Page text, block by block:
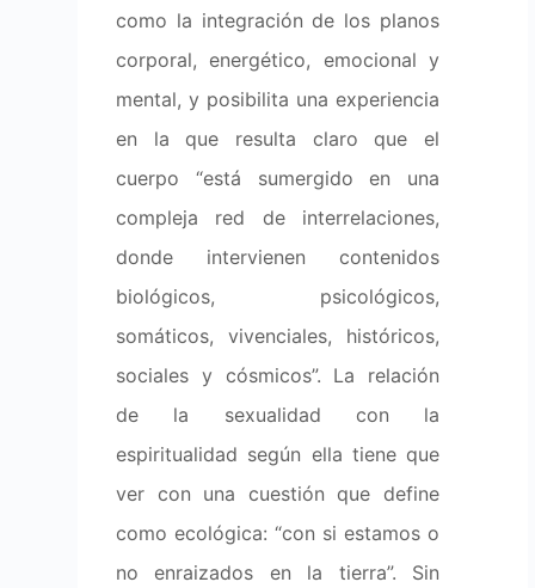
como la integración de los planos
corporal, energético, emocional y
mental, y posibilita una experiencia
en la que resulta claro que el
cuerpo “está sumergido en una
compleja red de interrelaciones,
donde intervienen contenidos
biológicos, psicológicos,
somáticos, vivenciales, históricos,
sociales y cósmicos”. La relación
de la sexualidad con la
espiritualidad según ella tiene que
ver con una cuestión que define
como ecológica: “con si estamos o
no enraizados en la tierra”. Sin